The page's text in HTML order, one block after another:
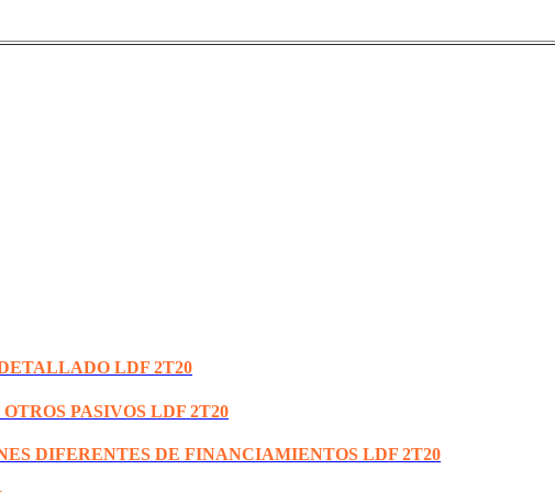
LDF 2T20
PASIVOS LDF 2T20
DIFERENTES DE FINANCIAMIENTOS LDF 2T20